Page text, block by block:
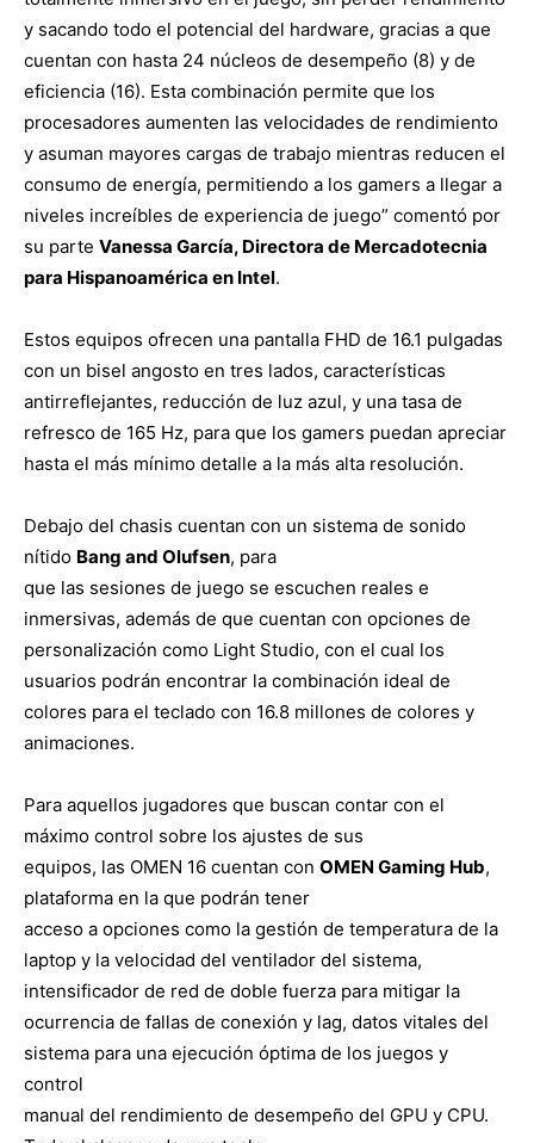
y sacando todo el potencial del hardware, gracias a que
cuentan con hasta 24 núcleos de desempeño (8) y de
eficiencia (16). Esta combinación permite que los
procesadores aumenten las velocidades de rendimiento
y asuman mayores cargas de trabajo mientras reducen el
consumo de energía, permitiendo a los gamers a llegar a
niveles increíbles de experiencia de juego” comentó por
su parte Vanessa García, Directora de Mercadotecnia
para Hispanoamérica en Intel.
Estos equipos ofrecen una pantalla FHD de 16.1 pulgadas
con un bisel angosto en tres lados, características
antirreflejantes, reducción de luz azul, y una tasa de
refresco de 165 Hz, para que los gamers puedan apreciar
hasta el más mínimo detalle a la más alta resolución.
Debajo del chasis cuentan con un sistema de sonido
nítido Bang and Olufsen, para
que las sesiones de juego se escuchen reales e
inmersivas, además de que cuentan con opciones de
personalización como Light Studio, con el cual los
usuarios podrán encontrar la combinación ideal de
colores para el teclado con 16.8 millones de colores y
animaciones.
Para aquellos jugadores que buscan contar con el
máximo control sobre los ajustes de sus
equipos, las OMEN 16 cuentan con OMEN Gaming Hub,
plataforma en la que podrán tener
acceso a opciones como la gestión de temperatura de la
laptop y la velocidad del ventilador del sistema,
intensificador de red de doble fuerza para mitigar la
ocurrencia de fallas de conexión y lag, datos vitales del
sistema para una ejecución óptima de los juegos y
control
manual del rendimiento de desempeño del GPU y CPU.